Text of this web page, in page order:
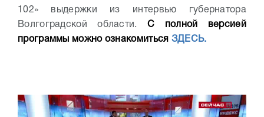
102» выдержки из интервью губернатора
Волгоградской области.С полной версией
программы можно ознакомиться ЗДЕСЬ.